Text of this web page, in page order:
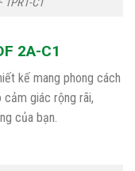
1PR1-C1
2A-C1
kế mang phong cách
cảm giác rộng rãi,
của bạn.